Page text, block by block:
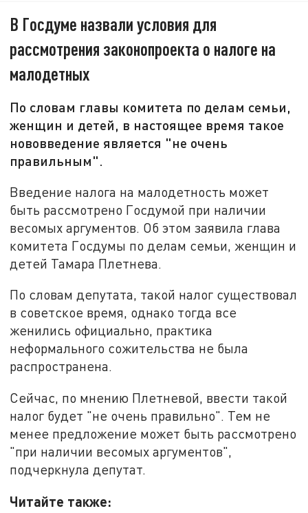
В Госдуме назвали условия для
рассмотрения законопроекта о налоге на
малодетных
По словам главы комитета по делам семьи,
женщин и детей, в настоящее время такое
нововведение является "не очень
правильным".
Введение налога на малодетность может
быть рассмотрено Госдумой при наличии
весомых аргументов. Об этом заявила глава
комитета Госдумы по делам семьи, женщин и
детей Тамара Плетнева.
По словам депутата, такой налог существовал
в советское время, однако тогда все
женились официально, практика
неформального сожительства не была
распространена.
Сейчас, по мнению Плетневой, ввести такой
налог будет "не очень правильно". Тем не
менее предложение может быть рассмотрено
"при наличии весомых аргументов",
подчеркнула депутат.
Читайте также: